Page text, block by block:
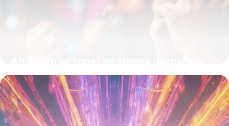
pour booster vos revenus digitaux
15 juin 2026